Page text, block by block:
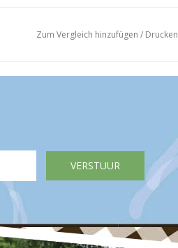
Zum Vergleich hinzufügen / Drucken